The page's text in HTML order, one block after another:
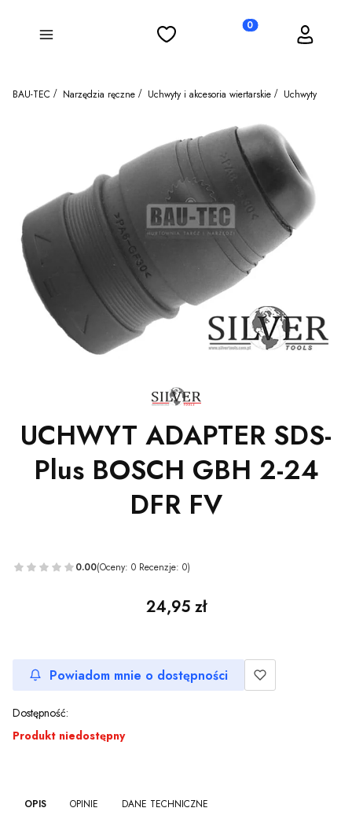
Menu Ulubione Produkty w koszyku:
Koszyk Zaloguj się
BAU-TEC Narzędzia ręczne Uchwyty i akcesoria wiertarskie Uchwyty
UCHWYT ADAPTER SDS-
Plus BOSCH GBH 2-24
DFR FV
0.00(Oceny: 0 Recenzje: 0)
Cena
24,95 zł
Powiadom mnie o dostępności
Dostępność:
Produkt niedostępny
OPIS OPINIE DANE TECHNICZNE